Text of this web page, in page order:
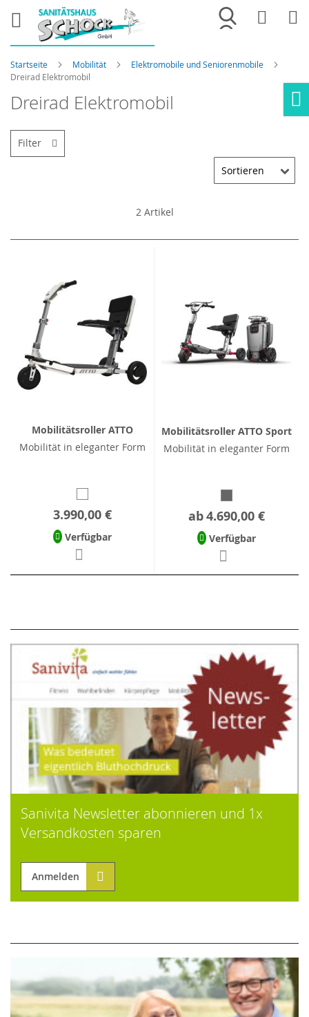
Merkliste
Startseite Mobilität
Elektromobile und Seniorenmobile
Dreirad Elektromobil
Dreirad Elektromobil
2Artikel
Mobilitätsroller ATTO
Mobilität in eleganter Form
3.990,00 €
Verfügbar
Mobilitätsroller ATTO Sport
Mobilität in eleganter Form
ab4.690,00 €
Verfügbar
Filter
Sanivita Newsletter abonnieren und 1x
Versandkosten sparen
Anmelden